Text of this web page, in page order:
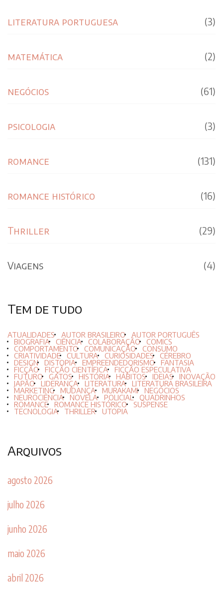
literatura portuguesa (3)
matemática (2)
negócios (61)
psicologia (3)
romance (131)
romance histórico (16)
Thriller (29)
Viagens (4)
Tem de tudo
ATUALIDADES AUTOR BRASILEIRO AUTOR PORTUGUÊS
BIOGRAFIA CIÊNCIA COLABORAÇÃO COMICS
COMPORTAMENTO COMUNICAÇÃO CONSUMO
CRIATIVIDADE CULTURA CURIOSIDADES CÉREBRO
DESIGN DISTOPIA EMPREENDEDORISMO FANTASIA
FICÇÃO FICÇÃO CIENTÍFICA FICÇÃO ESPECULATIVA
FUTURO GATOS HISTÓRIA HÁBITOS IDEIAS INOVAÇÃO
JAPÃO LIDERANÇA LITERATURA LITERATURA BRASILEIRA
MARKETING MUDANÇA MURAKAMI NEGÓCIOS
NEUROCIÊNCIA NOVELA POLICIAL QUADRINHOS
ROMANCE ROMANCE HISTÓRICO SUSPENSE
TECNOLOGIA THRILLER UTOPIA
Arquivos
agosto 2026
julho 2026
junho 2026
maio 2026
abril 2026